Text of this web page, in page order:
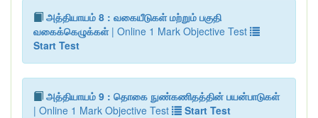
அத்தியாயம் 8 : வகையீடுகள் மற்றும் பகுதி
வகைக்கெழுக்கள்| Online 1 Mark Objective Test
Start Test
அத்தியாயம் 9 : தொகை நுண்கணிதத்தின் பயன்பாடுகள்
| Online 1 Mark Objective Test
Start Test